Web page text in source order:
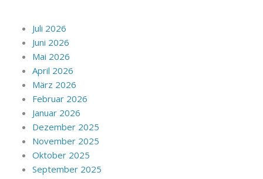
Juli 2026
Juni 2026
Mai 2026
April 2026
März 2026
Februar 2026
Januar 2026
Dezember 2025
November 2025
Oktober 2025
September 2025